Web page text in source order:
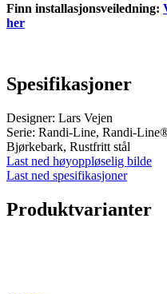
Finn installasjonsveiledning:
her
Spesifikasjoner
Designer: Lars Vejen
Serie: Randi-Line, Randi-
Bjørkebark, Rustfritt stål
Last ned høyoppløselig bilde
Last ned spesifikasjoner
Produktvarianter